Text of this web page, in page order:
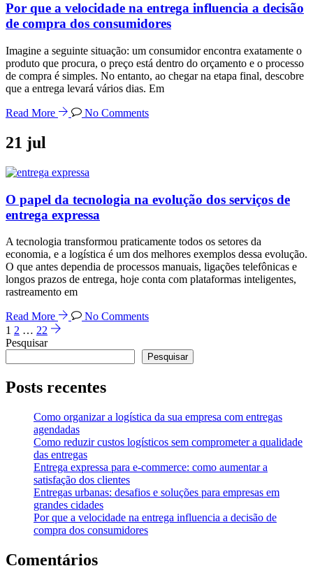
Por que a velocidade na entrega influencia a decisão
de compra dos consumidores
Imagine a seguinte situação: um consumidor encontra exatamente o
produto que procura, o preço está dentro do orçamento e o processo
de compra é simples. No entanto, ao chegar na etapa final, descobre
que a entrega levará vários dias. Em
Read More No Comments
21 jul
O papel da tecnologia na evolução dos serviços de
entrega expressa
A tecnologia transformou praticamente todos os setores da
economia, e a logística é um dos melhores exemplos dessa evolução.
O que antes dependia de processos manuais, ligações telefônicas e
longos prazos de entrega, hoje conta com plataformas inteligentes,
rastreamento em
Read More
No Comments
1 2 … 22
Pesquisar
Pesquisar
Posts recentes
Como organizar a logística da sua empresa com entregas
agendadas
Como reduzir custos logísticos sem comprometer a qualidade
das entregas
Entrega expressa para e-commerce: como aumentar a
satisfação dos clientes
Entregas urbanas: desafios e soluções para empresas em
grandes cidades
Por que a velocidade na entrega influencia a decisão de
compra dos consumidores
Comentários